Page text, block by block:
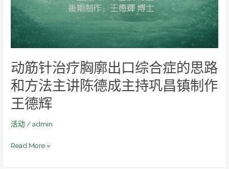
动筋针治疗胸廓出口综合症的思路
和方法主讲陈德成主持巩昌镇制作
王德辉
活动 /admin
廓
出
口
综
症
的
思
路
方
主
Read More »